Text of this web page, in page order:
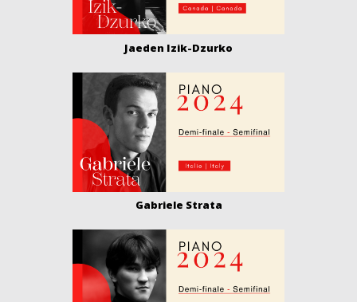
Jaeden Izik-Dzurko
Gabriele Strata